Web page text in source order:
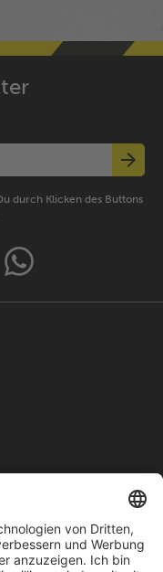
durch Klicken des Buttons